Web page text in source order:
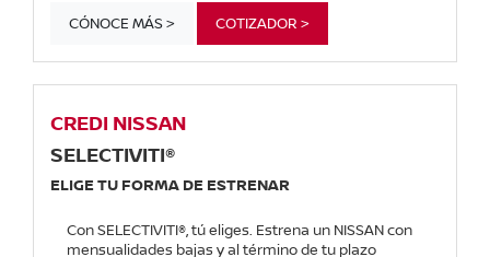
CÓNOCE MÁS > COTIZADOR >
CREDI NISSAN
SELECTIVITI®
ELIGE TU FORMA DE ESTRENAR
Con SELECTIVITI®, tú eliges. Estrena un NISSAN con
mensualidades bajas y al término de tu plazo